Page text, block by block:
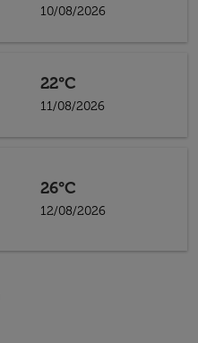
10/08/2026
22°C
11/08/2026
26°C
12/08/2026